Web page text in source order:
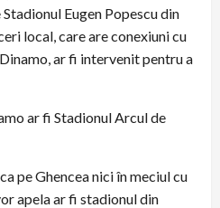
Eugen Popescu din
local, care are conexiuni cu
ar fi intervenit pentru a
ar fi Stadionul Arcul de
pe Ghencea nici în meciul cu
apela ar fi stadionul din